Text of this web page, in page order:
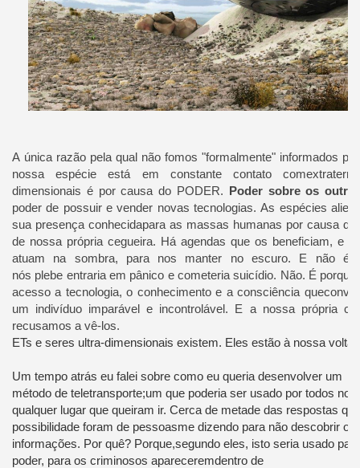
A única razão pela qual não fomos "formalmente" informados
nossa espécie
está em constante contato com
dimensionais é por causa do PODER. Poder sobre os
poderde possuir e vender novas tecnologias. As espécies
sua presença conhecidapara as massas humanas por causa de
de nossa própria cegueira. Há agendas que os beneficiam, e
atuam na sombra, para nos manter no escuro. E não é
nós plebe entraria em pânico e cometeria suicídio. Não. É porquê
acesso a tecnologia, o conhecimento e aconsciência que
um indivíduo imparável e incontrolável. E a nossa própria
recusamos a vê-los.
ETs e seres ultra-dimensionais existem. Eles estão à nossa volta
Um tempo atrás eu falei sobre como eu queria desenvolver um
método de teletransporte;um que poderia ser usado por todos no
qualquer lugar que queiram ir. Cerca de metade das respostas
possibilidade foram de pessoasme dizendo para não descobrir ou
informações. Por quê? Porque,segundo eles, isto seria usado para
poder, para os criminosos apareceremdentro de